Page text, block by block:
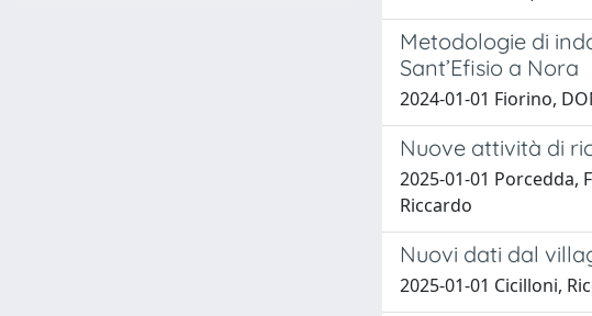
Metodologie di
Sant’Efisio a Nora
2024-01-01 Fiorino,
Nuove attività di
2025-01-01 Porcedda,
Riccardo
Nuovi dati dal
2025-01-01 Cicilloni,